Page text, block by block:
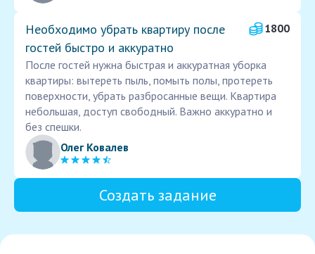
Необходимо убрать квартиру после
гостей быстро и аккуратно
1800
После гостей нужна быстрая и аккуратная уборка
квартиры: вытереть пыль, помыть полы, протереть
поверхности, убрать разбросанные вещи. Квартира
небольшая, доступ свободный. Важно аккуратно и
без спешки.
Олег Ковалев
Создать задание